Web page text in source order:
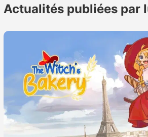
Nintendo Direct
Tests et previews
Tests de jeux
Tests d’accessoires
Actualités publiées par